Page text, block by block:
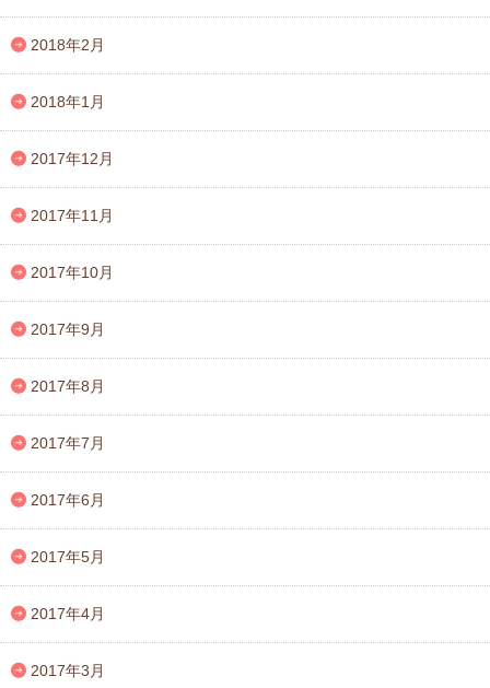
2018年2月
2018年1月
2017年12月
2017年11月
2017年10月
2017年9月
2017年8月
2017年7月
2017年6月
2017年5月
2017年4月
2017年3月